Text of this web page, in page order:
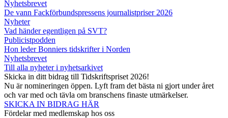
Nyhetsbrevet
De vann Fackförbundspressens journalistpriser 2026
Nyheter
Vad händer egentligen på SVT?
Publicistpodden
Hon leder Bonniers tidskrifter i Norden
Nyhetsbrevet
Till alla nyheter i nyhetsarkivet
Skicka in ditt bidrag till Tidskriftspriset 2026!
Nu är nomineringen öppen. Lyft fram det bästa ni gjort under året
och var med och tävla om branschens finaste utmärkelser.
SKICKA IN BIDRAG HÄR
Fördelar med medlemskap hos oss